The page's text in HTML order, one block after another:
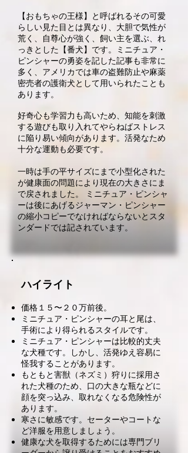
【おもちゃの王様】と呼ばれるその可愛
らしい見た目とは異なり、大胆で気性が
荒く、自尊心が強く、飼い主を選ぶ、れ
っきとした【番犬】です。ミニチュア・
ピンシャーの勇姿を記した記事も非常に
多く、アメリカでは車の盗難防止や麻薬
密売者の護衛犬として用いられたことも
あります。
好奇心も学習力も高いため、知能を刺激
する遊びも取り入れてやらねばストレス
に陥り易い傾向があります。活発なため
十分な運動も必要です。
一時は手の平サイズにまで小型化された
が健康面の問題により現在の大きさにま
で戻されました。 ミニチュア・ピンシャ
ーは後にあげるジャーマン・ピンシャー
の縮小コピーでなければならないとスタ
ンダードでは記されています。
ハイライト
価格１５〜２０万前後。
ミニチュア・ピンシャーの耳と尾は、
手術により得られるスタイルです。
ミニチュア・ピンシャーは比較的丈夫
な犬種です。しかし、活発ゆえ容易に
怪我することがあります。
もともと害獣（ネズミ）狩りに採用さ
れた犬種のため、口の大きな瓶などに
顔を突っ込み、取れなくなる危険性が
あります。
寒さに敏感です。セーターやコートな
ど洋服を用意しましょう。
健康な犬を取得するためには専門ブリ